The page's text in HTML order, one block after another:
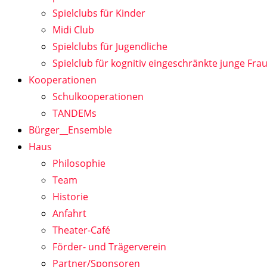
Spielclubs für Kinder
Midi Club
Spielclubs für Jugendliche
Spielclub für kognitiv eingeschränkte junge
Kooperationen
Schulkooperationen
TANDEMs
Bürger__Ensemble
Haus
Philosophie
Team
Historie
Anfahrt
Theater-Café
Förder- und Trägerverein
Partner/Sponsoren